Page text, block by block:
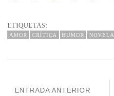
ETIQUETAS:
AMOR CRÍTICA HUMOR NOVELA
ENTRADA ANTERIOR